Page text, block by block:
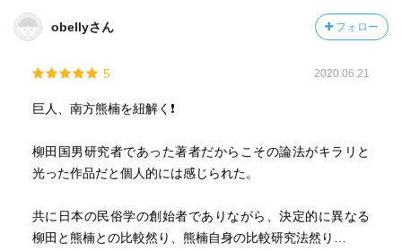
obellyさん フォロー
5 2020.06.21
巨人、南方熊楠を紐解く❗
柳田国男研究者であった著者だからこその論法がキラリと
光った作品だと個人的には感じられた。
共に日本の民俗学の創始者でありながら、決定的に異なる
柳田と熊楠との比較然り、熊楠自身の比較研究法然り…